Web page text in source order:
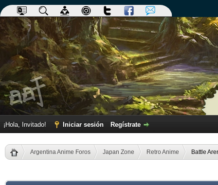
¡Hola, Invitado! Iniciar sesión Regístrate
Argentina Anime Foros Japan Zone Retro Anime Battle